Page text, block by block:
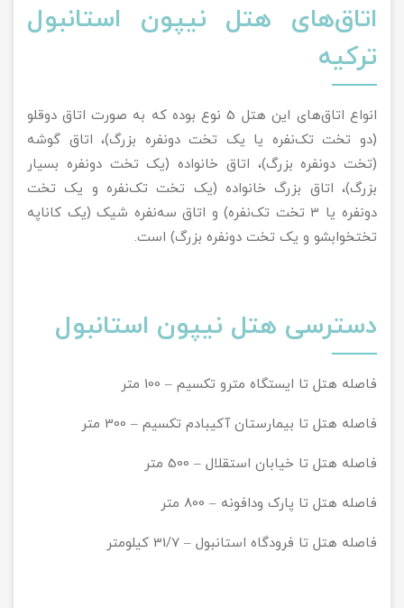
اتاق‌های هتل نیپون استانبول
ترکیه
انواع اتاق‌های این هتل 5 نوع بوده که به صورت اتاق دوقلو
(دو تخت تک‌نفره یا یک تخت دونفره بزرگ)، اتاق گوشه
(تخت دونفره بزرگ)، اتاق خانواده (یک تخت دونفره بسیار
بزرگ)، اتاق بزرگ خانواده (یک تخت تک‌نفره و یک تخت
دونفره یا 3 تخت تک‌نفره) و اتاق سه‌نفره شیک (یک کاناپه
تختخوابشو و یک تخت دونفره بزرگ) است.
دسترسی هتل نیپون استانبول
فاصله هتل تا ایستگاه مترو تکسیم – 100 متر
فاصله هتل تا بیمارستان آکیبادم تکسیم – 300 متر
فاصله هتل تا خیابان استقلال – 500 متر
فاصله هتل تا پارک ودافونه – 800 متر
فاصله هتل تا فرودگاه استانبول – 31/7 کیلومتر